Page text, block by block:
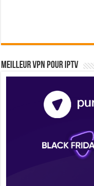
Meilleur VPN pour IPTV